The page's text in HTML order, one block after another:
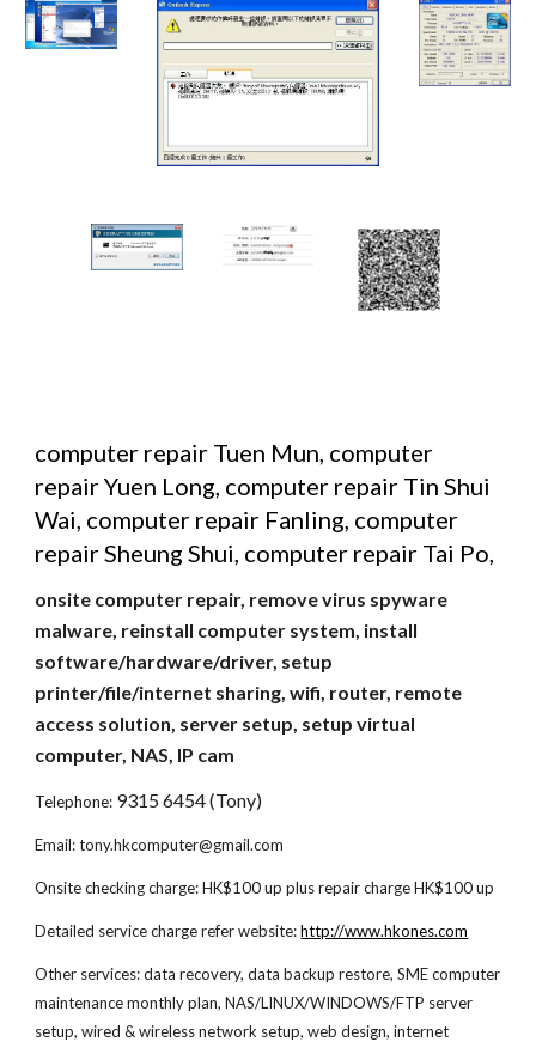
computer repair Tuen Mun, computer
repair Yuen Long, computer repair Tin Shui
Wai, computer repair Fanling, computer
repair Sheung Shui, computer repair Tai Po,
onsite computer repair, remove virus spyware
malware, reinstall computer system, install
software/hardware/driver, setup
printer/file/internet sharing, wifi, router, remote
access solution, server setup, setup virtual
computer, NAS, IP cam
Telephone: 9315 6454 (Tony)
Email: tony.hkcomputer@gmail.com
Onsite checking charge: HK$100 up plus repair charge HK$100 up
Detailed service charge refer website: http://www.hkones.com
Other services: data recovery, data backup restore, SME computer
maintenance monthly plan, NAS/LINUX/WINDOWS/FTP server
setup, wired & wireless network setup, web design, internet